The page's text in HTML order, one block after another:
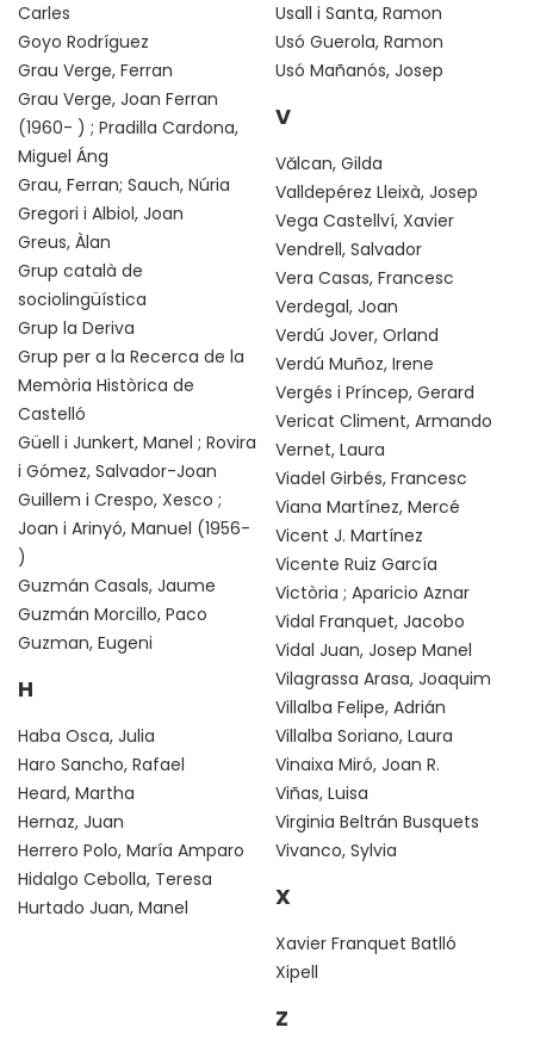
Carles
Goyo Rodríguez
Grau Verge, Ferran
Grau Verge, Joan Ferran
(1960- ) ; Pradilla Cardona,
Miguel Áng
Grau, Ferran; Sauch, Núria
Gregori i Albiol, Joan
Greus, Àlan
Grup català de
sociolingüística
Grup la Deriva
Grup per a la Recerca de la
Memòria Històrica de
Castelló
Güell i Junkert, Manel ; Rovira
i Gómez, Salvador-Joan
Guillem i Crespo, Xesco ;
Joan i Arinyó, Manuel (1956-
)
Guzmán Casals, Jaume
Guzmán Morcillo, Paco
Guzman, Eugeni
H
Haba Osca, Julia
Haro Sancho, Rafael
Heard, Martha
Hernaz, Juan
Herrero Polo, María Amparo
Hidalgo Cebolla, Teresa
Hurtado Juan, Manel
Usall i Santa, Ramon
Usó Guerola, Ramon
Usó Mañanós, Josep
V
Vălcan, Gilda
Valldepérez Lleixà, Josep
Vega Castellví, Xavier
Vendrell, Salvador
Vera Casas, Francesc
Verdegal, Joan
Verdú Jover, Orland
Verdú Muñoz, Irene
Vergés i Príncep, Gerard
Vericat Climent, Armando
Vernet, Laura
Viadel Girbés, Francesc
Viana Martínez, Mercé
Vicent J. Martínez
Vicente Ruiz García
Victòria ; Aparicio Aznar
Vidal Franquet, Jacobo
Vidal Juan, Josep Manel
Vilagrassa Arasa, Joaquim
Villalba Felipe, Adrián
Villalba Soriano, Laura
Vinaixa Miró, Joan R.
Viñas, Luisa
Virginia Beltrán Busquets
Vivanco, Sylvia
X
Xavier Franquet Batlló
Xipell
Z